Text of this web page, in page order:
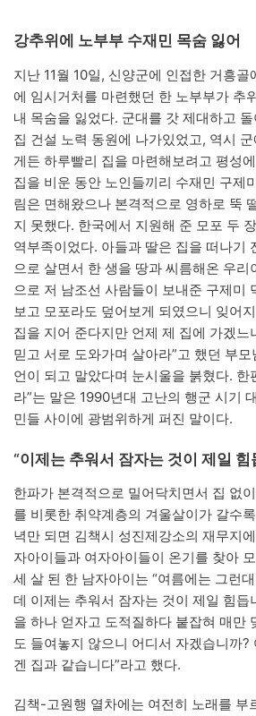
강추위에 노부부 수재민 목숨 잃어
지난 11월 10일, 신양군에 인접한 거흥
에 임시거처를 마련했던 한 노부부가 추
내 목숨을 잃었다. 군대를 갓 제대하고
집 건설 노력 동원에 나가있었고, 역시
게든 하루빨리 집을 마련해보려고 평성
집을 비운 동안 노인들끼리 수재민 구제
림은 면해왔으나 본격적으로 영하로 뚝
지 못했다. 한국에서 지원해 준 모포 두
역부족이었다. 아들과 딸은 집을 떠나기
으로 살면서 한 생을 땅과 씨름해온 우
으로 저 남조선 사람들이 보내준 구제미
보고 모포라도 덮어보게 되였으니 잊어
집을 지어 준다지만 언제 제 집에 가겠느
믿고 서로 도와가며 살아라”고 했던 부
언이 되고 말았다며 눈시울을 붉혔다. 한
라”는 말은 1990년대 고난의 행군 시기
민들 사이에 광범위하게 퍼진 말이다.
“이제는 추워서 잠자는 것이 제일 힘
한파가 본격적으로 밀어닥치면서 집 없
를 비롯한 취약계층의 겨울살이가 갈수
녁만 되면 김책시 성진제강소의 재무지
자아이들과 여자아이들이 온기를 찾아
세 살 된 한 남자아이는 “여름에는 그런
데 이제는 추워서 잠자는 것이 제일 힘듭
을 하나 얻자고 도적질하다 붙잡혀 매만
도 들여놓지 않으니 어디서 자겠습니까?
겐 집과 같습니다”라고 했다.
김책-고원행 열차에는 여전히 노래를 부